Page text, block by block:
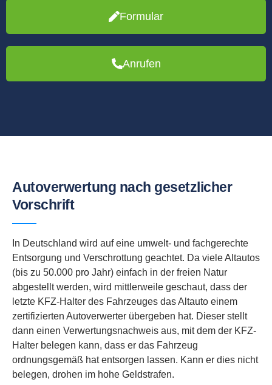
Formular
Anrufen
Autoverwertung nach gesetzlicher
Vorschrift
In Deutschland wird auf eine umwelt- und fachgerechte
Entsorgung und Verschrottung geachtet. Da viele Altautos
(bis zu 50.000 pro Jahr) einfach in der freien Natur
abgestellt werden, wird mittlerweile geschaut, dass der
letzte KFZ-Halter des Fahrzeuges das Altauto einem
zertifizierten Autoverwerter übergeben hat. Dieser stellt
dann einen Verwertungsnachweis aus, mit dem der KFZ-
Halter belegen kann, dass er das Fahrzeug
ordnungsgemäß hat entsorgen lassen. Kann er dies nicht
belegen, drohen im hohe Geldstrafen.